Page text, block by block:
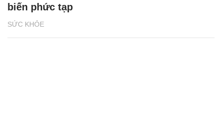
SỨC KHỎE
biến phức tạp